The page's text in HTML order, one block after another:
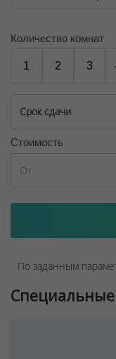
Количество комнат
1 2 3
Срок сдачи
Стоимость
По заданным
Специальные